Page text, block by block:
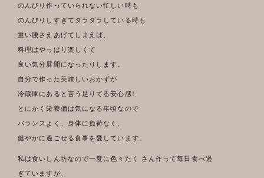
のんびり作っていられない忙しい時も
のんびりしすぎてダラダラしている時も
重い腰さえあげてしまえば、
料理はやっぱり楽しくて
良い気分展開になったりします。
自分で作った美味しいおかずが
冷蔵庫にあると言う足りてる安心感!
とにかく栄養価は気になる年頃なので
バランスよく、身体に負荷なく、
健やかに過ごせる食事を愛しています。
私は食いしん坊なので一度に色々たく さん作って毎日食べ過
ぎていますが、